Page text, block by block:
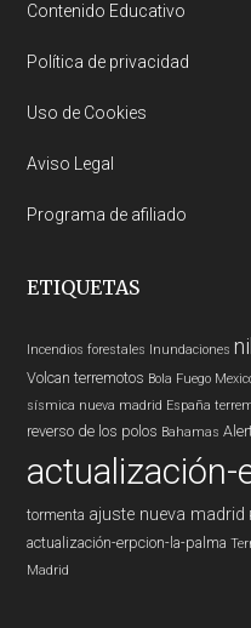
Contenido Educativo
Política de privacidad
Uso de Cookies
Aviso Legal
Programa de afiliado
ETIQUETAS
Incendios forestales Inundaciones
Volcan terremotos Bola Fuego
sísmica nueva madrid España
reverso de los polos Bahamas
actualización-
tormenta ajuste nueva madrid
actualización-erpcion-la-palma
Madrid